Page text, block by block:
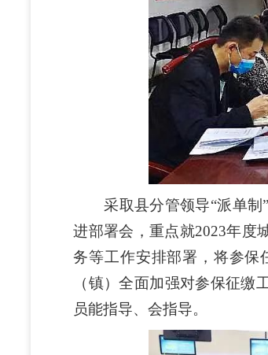
采取县分管领导“派单制”
进部署会，重点就2023年度
务等工作安排部署，将参保
（镇）全面加强对参保征
员能指导、会指导。